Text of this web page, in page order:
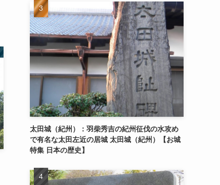
太田城（紀州）：羽柴秀吉の紀州征伐の水攻め
で有名な太田左近の居城 太田城（紀州）【お城
特集 日本の歴史】